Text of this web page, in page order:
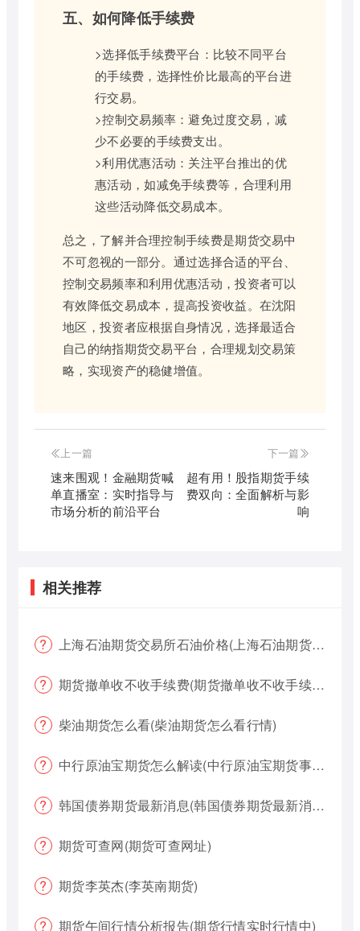
五、如何降低手续费
>选择低手续费平台：比较不同平台
的手续费，选择性价比最高的平台进
行交易。
>控制交易频率：避免过度交易，减
少不必要的手续费支出。
>利用优惠活动：关注平台推出的优
惠活动，如减免手续费等，合理利用
这些活动降低交易成本。
总之，了解并合理控制手续费是期货交易中
不可忽视的一部分。通过选择合适的平台、
控制交易频率和利用优惠活动，投资者可以
有效降低交易成本，提高投资收益。在沈阳
地区，投资者应根据自身情况，选择最适合
自己的纳指期货交易平台，合理规划交易策
略，实现资产的稳健增值。
上一篇
速来围观！金融期货喊
单直播室：实时指导与
市场分析的前沿平台
下一篇
超有用！股指期货手续
费双向：全面解析与影
响
相关推荐
上海石油期货交易所石油价格(上海石油期货交易所石油价格查询)
期货撤单收不收手续费(期货撤单收不收手续费用)
柴油期货怎么看(柴油期货怎么看行情)
中行原油宝期货怎么解读(中行原油宝期货事件)
韩国债券期货最新消息(韩国债券期货最新消息新闻)
期货可查网(期货可查网址)
期货李英杰(李英南期货)
期货午间行情分析报告(期货行情实时行情中)